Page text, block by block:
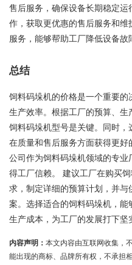
售后服务，确保设备长期稳定
作，获取更优惠的售后服务和
服务，能够帮助工厂降低设备故
总结
饲料码垛机的价格是一个重要
生产效率。根据工厂的预算、
饲料码垛机型号是关键。同时
在质量和售后服务方面获得更
公司作为饲料码垛机领域的专
得工厂信赖。 建议工厂在购买
求，制定详细的预算计划，并
案。选择适合的饲料码垛机，
生产成本，为工厂的发展打下坚
内容声明： 本文内容由互联网收集，
能出现的商标、品牌所有权，不承担